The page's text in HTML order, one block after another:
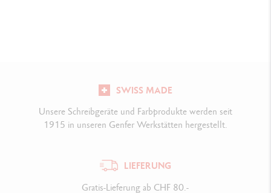
SWISS MADE
Unsere Schreibgeräte und Farbprodukte werden seit
1915 in unseren Genfer Werkstätten hergestellt.
LIEFERUNG
Gratis-Lieferung ab CHF 80.-